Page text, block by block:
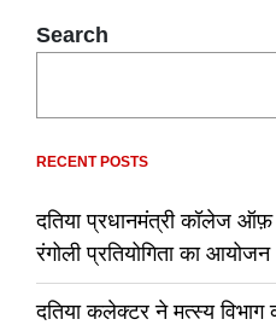
Search
RECENT POSTS
दतिया प्रधानमंत्री कॉलेज
रंगोली प्रतियोगिता का आयोजन
दतिया कलेक्टर ने मत्स्य विभाग